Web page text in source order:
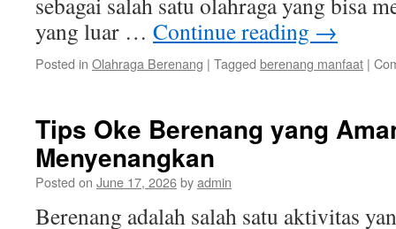
yang luar … Continue reading →
Posted in Olahraga Berenang | Tagged berenang manfaat |
Tips Oke Berenang yang
Menyenangkan
Posted on June 17, 2026byadmin
Berenang adalah salah satu aktivitas